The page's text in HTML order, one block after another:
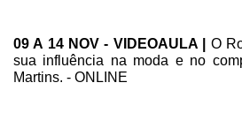
09 A 14 NOV - VIDEOAULA | O
sua influência na moda e no
Martins. - ONLINE